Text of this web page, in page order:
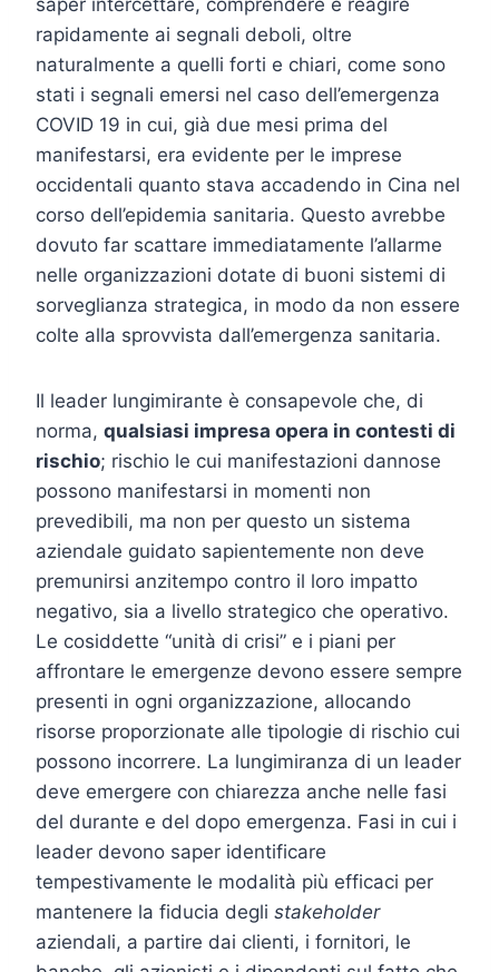
rapidamente ai segnali deboli, oltre
naturalmente a quelli forti e chiari, come sono
stati i segnali emersi nel caso dell’emergenza
COVID 19 in cui, già due mesi prima del
manifestarsi, era evidente per le imprese
occidentali quanto stava accadendo in Cina nel
corso dell’epidemia sanitaria. Questo avrebbe
dovuto far scattare immediatamente l’allarme
nelle organizzazioni dotate di buoni sistemi di
sorveglianza strategica, in modo da non essere
colte alla sprovvista dall’emergenza sanitaria.
Il leader lungimirante è consapevole che, di
norma, qualsiasi impresa opera in contesti di
rischio; rischio le cui manifestazioni dannose
possono manifestarsi in momenti non
prevedibili, ma non per questo un sistema
aziendale guidato sapientemente non deve
premunirsi anzitempo contro il loro impatto
negativo, sia a livello strategico che operativo.
Le cosiddette “unità di crisi” e i piani per
affrontare le emergenze devono essere sempre
presenti in ogni organizzazione, allocando
risorse proporzionate alle tipologie di rischio cui
possono incorrere. La lungimiranza di un leader
deve emergere con chiarezza anche nelle fasi
del durante e del dopo emergenza. Fasi in cui i
leader devono saper identificare
tempestivamente le modalità più efficaci per
mantenere la fiducia degli stakeholder
aziendali, a partire dai clienti, i fornitori, le